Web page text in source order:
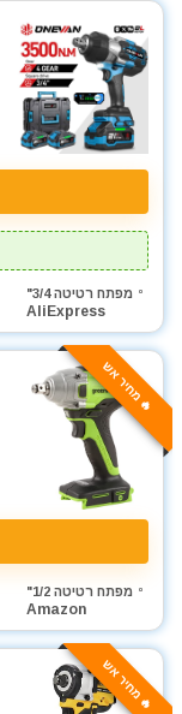
מפתח רטיטה 3/4"
AliExpress
🔥 מחיר אש
מפתח רטיטה 1/2"
Amazon
🔥 מחיר אש